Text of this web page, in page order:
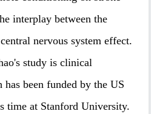
interplay between the
nervous system effect.
study is clinical
been funded by the US
time at Stanford University.